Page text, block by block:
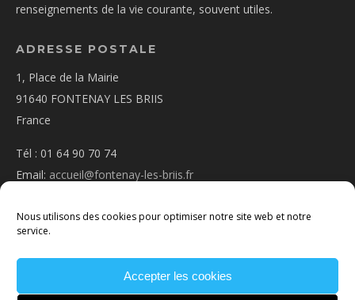
Nous utilisons des cookies pour optimiser notre site web et notre
service.
Accepter les cookies
renseignements de la vie courante, souvent utiles.
ADRESSE POSTALE
1, Place de la Mairie
91640 FONTENAY LES BRIIS
France
Tél : 01 64 90 70 74
Email: accueil@fontenay-les-briis.fr
NOUS CONTACTER